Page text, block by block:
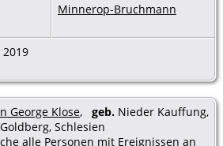
Minnerop-Bruchmann
2019
George Klose, geb. Nieder Kauffung,
Schlesien